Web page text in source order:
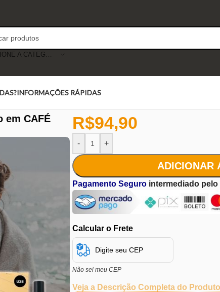
SELECIONE A CATEGORIA
INFORMAÇÕES RÁPIDAS
em CAFÉ
R$94,90
- +
ADICIONAR
Pagamento Seguro intermediado pelo
Calcular o Frete
Não sei meu CEP
Veja a Descrição Completa do Produto